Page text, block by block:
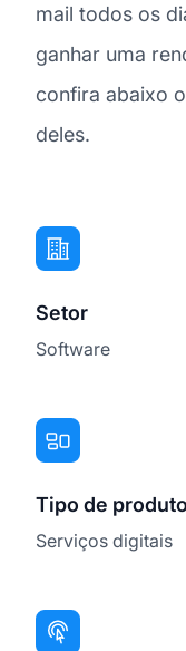
mail todos os
ganhar uma
confira abaixo
deles.
Setor
Software
Tipo de produto
Serviços digitais